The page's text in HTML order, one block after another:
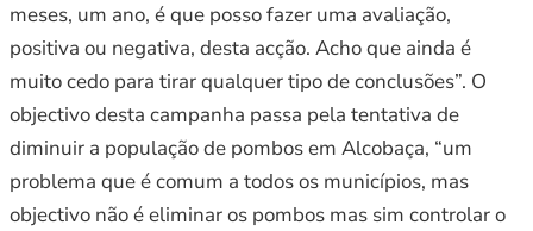
meses, um ano, é que posso fazer uma avaliação,
positiva ou negativa, desta acção. Acho que ainda é
muito cedo para tirar qualquer tipo de conclusões”. O
objectivo desta campanha passa pela tentativa de
diminuir a população de pombos em Alcobaça, “um
problema que é comum a todos os municípios, mas
objectivo não é eliminar os pombos mas sim controlar o